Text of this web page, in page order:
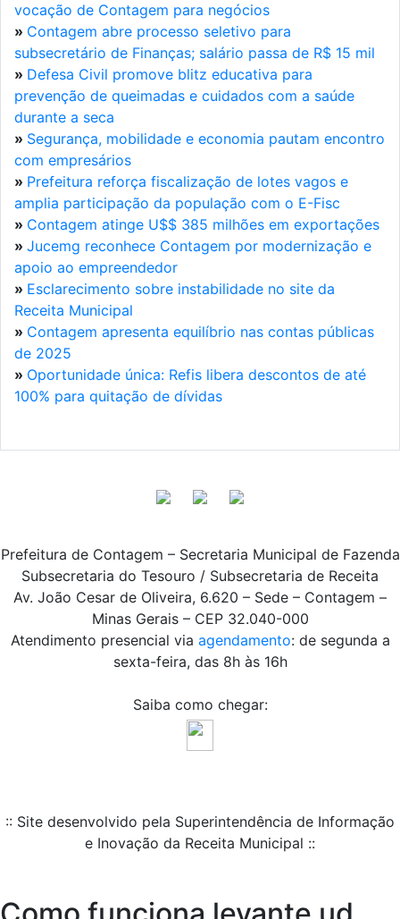
vocação de Contagem para negócios
» Contagem abre processo seletivo para
subsecretário de Finanças; salário passa de R$ 15 mil
» Defesa Civil promove blitz educativa para
prevenção de queimadas e cuidados com a saúde
durante a seca
» Segurança, mobilidade e economia pautam encontro
com empresários
» Prefeitura reforça fiscalização de lotes vagos e
amplia participação da população com o E-Fisc
» Contagem atinge U$$ 385 milhões em exportações
» Jucemg reconhece Contagem por modernização e
apoio ao empreendedor
» Esclarecimento sobre instabilidade no site da
Receita Municipal
» Contagem apresenta equilíbrio nas contas públicas
de 2025
» Oportunidade única: Refis libera descontos de até
100% para quitação de dívidas
Prefeitura de Contagem – Secretaria Municipal de Fazenda
Subsecretaria do Tesouro / Subsecretaria de Receita
Av. João Cesar de Oliveira, 6.620 – Sede – Contagem –
Minas Gerais – CEP 32.040-000
Atendimento presencial via agendamento: de segunda a
sexta-feira, das 8h às 16h
Saiba como chegar:
:: Site desenvolvido pela Superintendência de Informação
e Inovação da Receita Municipal ::